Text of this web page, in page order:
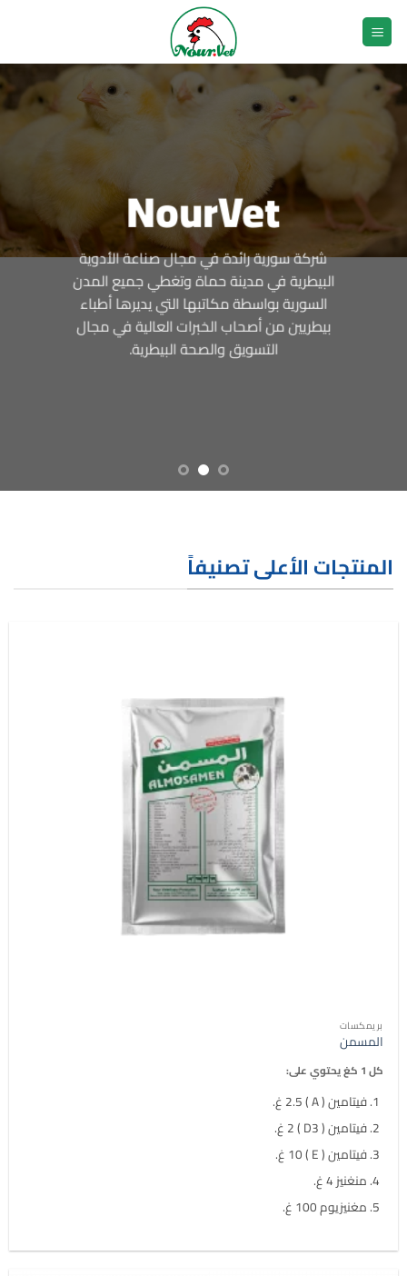
تخطي
للمحتوى
NourVet
شركة سورية رائدة في مجال صناعة الأدوية
البيطرية في مدينة حماة وتغطي جميع المدن
السورية بواسطة مكاتبها التي يديرها أطباء
بيطريين من أصحاب الخبرات العالية في مجال
التسويق والصحة البيطرية.
NourVet
شركة سورية رائدة في مجال صناعة الأدوية
البيطرية في مدينة حماة وتغطي جميع المدن
السورية بواسطة مكاتبها التي يديرها أطباء
بيطريين من أصحاب الخبرات العالية في مجال
التسويق والصحة البيطرية.
NourVet
شركة سورية رائدة في مجال صناعة الأدوية
البيطرية في مدينة حماة وتغطي جميع المدن
السورية بواسطة مكاتبها التي يديرها أطباء
بيطريين من أصحاب الخبرات العالية في مجال
التسويق والصحة البيطرية.
المنتجات الأعلى تصنيفاً
بريمكسات
المسمن
كل 1 كغ يحتوي على:
فيتامين ( A ) 2.5 غ.
فيتامين ( D3 ) 2 غ.
فيتامين ( E ) 10 غ.
منغنيز 4 غ.
مغنيزيوم 100 غ.